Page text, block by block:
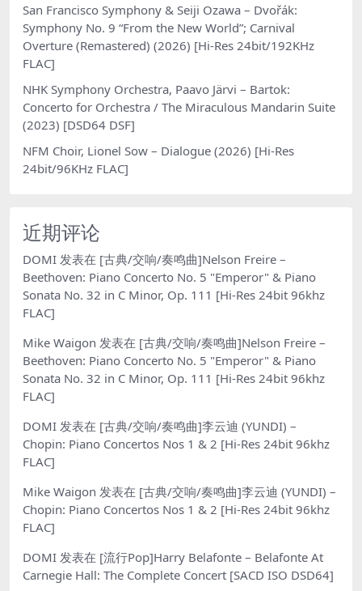
San Francisco Symphony & Seiji Ozawa – Dvořák:
Symphony No. 9 “From the New World”; Carnival
Overture (Remastered) (2026) [Hi-Res 24bit/192KHz
FLAC]
NHK Symphony Orchestra, Paavo Järvi – Bartok:
Concerto for Orchestra / The Miraculous Mandarin Suite
(2023) [DSD64 DSF]
NFM Choir, Lionel Sow – Dialogue (2026) [Hi-Res
24bit/96KHz FLAC]
近期评论
DOMI 发表在 [古典/交响/奏鸣曲]Nelson Freire –
Beethoven: Piano Concerto No. 5 "Emperor" & Piano
Sonata No. 32 in C Minor, Op. 111 [Hi-Res 24bit 96khz
FLAC]
Mike Waigon 发表在 [古典/交响/奏鸣曲]Nelson Freire –
Beethoven: Piano Concerto No. 5 "Emperor" & Piano
Sonata No. 32 in C Minor, Op. 111 [Hi-Res 24bit 96khz
FLAC]
DOMI 发表在 [古典/交响/奏鸣曲]李云迪 (YUNDI) –
Chopin: Piano Concertos Nos 1 & 2 [Hi-Res 24bit 96khz
FLAC]
Mike Waigon 发表在 [古典/交响/奏鸣曲]李云迪 (YUNDI) –
Chopin: Piano Concertos Nos 1 & 2 [Hi-Res 24bit 96khz
FLAC]
DOMI 发表在 [流行Pop]Harry Belafonte – Belafonte At
Carnegie Hall: The Complete Concert [SACD ISO DSD64]